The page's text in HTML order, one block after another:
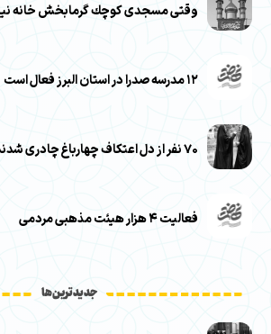
وقتی مسجدی كوچك گرمابخش خانه
۱۲ مدرسه صدرا در استان البرز فعال است
۷۰ نفر از دل اعتکاف چهارباغ چادری شدند
فعالیت ۴ هزار هیئت مذهبی مردمی
جدیدترین‌ها